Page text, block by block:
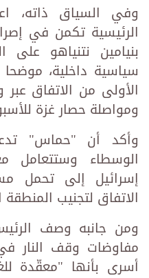
وفي السياق ذاته،
الرئيسية تكمن في
بنيامين نتنياهو
سياسية داخلية،
الأولى من الاتفاق
ومواصلة حصار غزة
وأكد أن "حماس"
الوسطاء وستتعامل
إسرائيل إلى تحمل
الاتفاق لتجنيب
ومن جانبه وصف
مفاوضات وقف النار
أسرى بأنها "معقّدة